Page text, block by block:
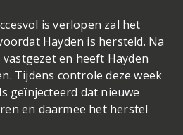
is verlopen zal het
Hayden is hersteld. Na
en heeft Hayden
Tijdens controle deze week
geïnjecteerd dat nieuwe
en daarmee het herstel